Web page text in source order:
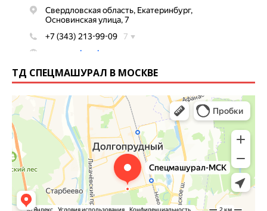
ТД СПЕЦМАШУРАЛ В МОСКВЕ